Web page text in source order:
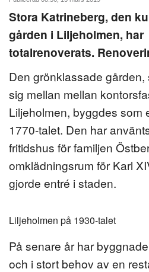
ANNONSERA
NÄRINGSLIV
Stora Katrineberg, den
gården i Liljeholmen, har
totalrenoverats.
Den grönklassade
sig mellan mellan
Liljeholmen, byggdes som
1770-talet. Den har
fritidshus för familjen
omklädningsrum för Karl
gjorde entré i staden.
Liljeholmen på 1930-talet
På senare år har
och i stort behov av en